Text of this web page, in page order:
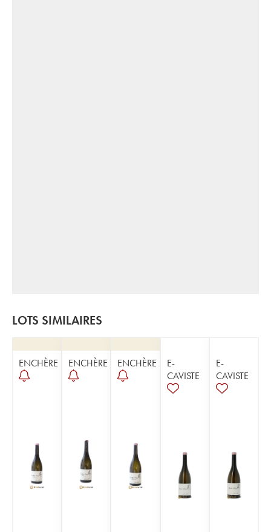
LOTS SIMILAIRES
ENCHÈRE ENCHÈRE ENCHÈRE
E-
CAVISTE
E-
CAVISTE